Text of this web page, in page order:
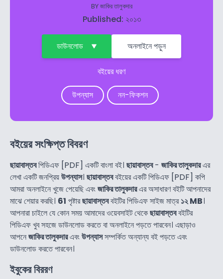
BYজাকির তালুকদার
Published: ২০১৩
ডাউনলোড অনলাইনে পড়ুন
বইয়ের ধরণ
উপন্যাস নন-ফিকশন
বইয়ের সংক্ষিপ্ত বিবরণ
ছায়াবাস্তবপিডিএফ [PDF] একটি বাংলা বই। ছায়াবাস্তব- জাকির তালুকদারএর
লেখা একটি জনপ্রিয়উপন্যাস। ছায়াবাস্তববইয়ের একটি পিডিএফ [PDF] কপি
আমরা অনলাইনে খুজে পেয়েছি এবংজাকির তালুকদারএর অসাধারণ বইটি আপনাদের
মাঝে শেয়ার করছি। 61 পৃষ্টারছায়াবাস্তববইটির পিডিএফ সাইজ মাত্র১২ MB।
আপনারা চাইলে যে কোন সময় আমাদের ওয়েবসাইট থেকেছায়াবাস্তববইটির
পিডিএফ খুব সহজে ডাউনলোড করতে বা অনলাইনে পড়তে পারবেন। এছাড়াও
আপনেজাকির তালুকদারএবংউপন্যাসসম্পর্কিত অন্যান্য বই পড়তে এবং
ডাউনলোড করতে পারবেন।
ইবুকের বিররণ